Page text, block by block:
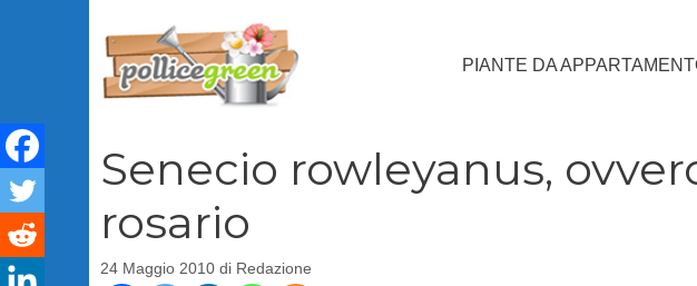
PIANTE DA
Senecio rowleyanus,
rosario
24 Maggio 2010 di Redazione